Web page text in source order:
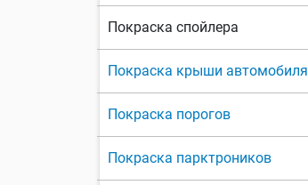
Покраска спойлера
Покраска крыши автомобиля
Покраска порогов
Покраска парктроников